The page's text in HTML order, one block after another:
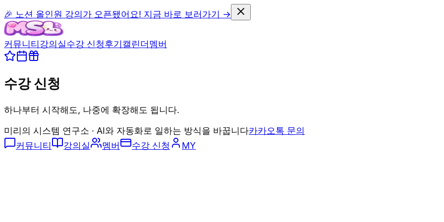
🎉 노션 올인원 강의가 오픈됐어요! 지금 바로 보러가기 →
커뮤니티강의실수강 신청후기캘린더멤버
수강 신청
하나부터 시작해도, 나중에 확장해도 됩니다.
미리의 시스템 연구소 · AI와 자동화로 일하는 방식을 바꿉니다카카오톡 문의
커뮤니티
강의실 멤버 수강 신청 MY